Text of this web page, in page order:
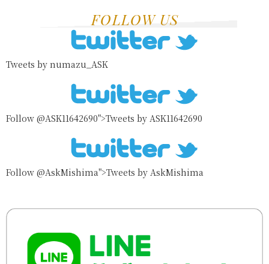
FOLLOW US
Tweets by numazu_ASK
Follow @ASK11642690">Tweets by ASK11642690
Follow @AskMishima">Tweets by AskMishima